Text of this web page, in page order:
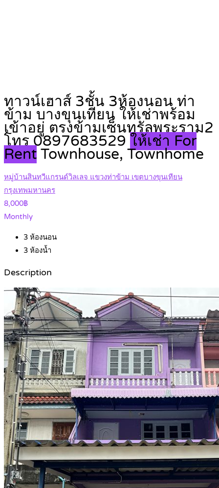
ทาวน์เฮาส์ 3ชั้น 3ห้องนอน ท่า
ข้าม บางขุนเทียน ให้เช่าพร้อม
เข้าอยู่ ตรงข้ามเซ็นทรัลพระราม2
โทร 0897683529 ให้เช่า For
Rent Townhouse, Townhome
หมู่บ้านสินทวีแกรนด์วิลเลจ แขวงท่าข้าม เขตบางขุนเทียน
กรุงเทพมหานคร
8,000฿
Monthly
3 ห้องนอน
3 ห้องน้ำ
Description